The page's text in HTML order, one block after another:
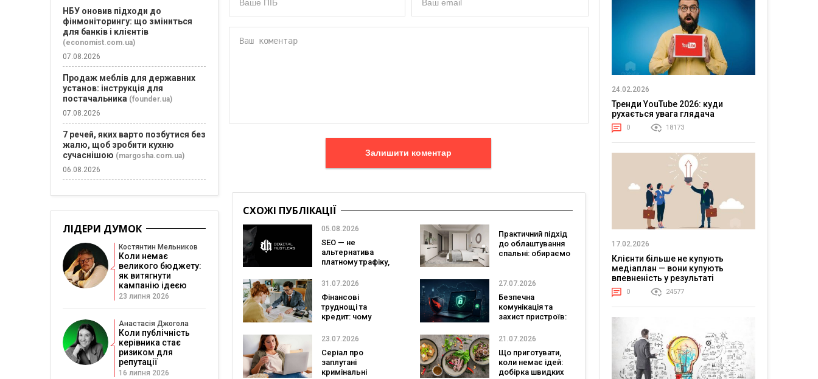
Залишити коментар
СХОЖІ ПУБЛІКАЦІЇ
05.08.2026
SEO — не
альтернатива
платному трафіку,
його
Практичний підхід
до облаштування
спальні: обираємо
життя
31.07.2026
Фінансові
труднощі та
кредит: чому
зволікань
27.07.2026
Безпечна
комунікація та
захист пристроїв:
Threema та
23.07.2026
Серіал про
заплутані
кримінальні
21.07.2026
Що приготувати,
коли немає ідей:
добірка швидких
НБУ оновив підходи до
фінмоніторингу: що зміниться
для банків і клієнтів
(economist.com.ua)
07.08.2026
Продаж меблів для державних
установ: інструкція для
постачальника (founder.ua)
07.08.2026
7 речей, яких варто позбутися без
жалю, щоб зробити кухню
сучаснішою (margosha.com.ua)
06.08.2026
ЛІДЕРИ ДУМОК
Костянтин Мельников
Коли немає
великого бюджету:
як витягнути
кампанію ідеєю
23 липня 2026
Анастасія Джогола
Коли публічність
керівника стає
ризиком для
репутації
16 липня 2026
24.02.2026
Тренди YouTube 2026: куди
рухається увага глядача
0 18173
17.02.2026
Клієнти більше не купують
медіаплан — вони купують
впевненість у результаті
0 24577